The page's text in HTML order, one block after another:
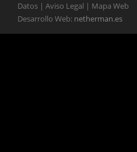
Datos | Aviso Legal | Mapa Web
Desarrollo Web: netherman.es